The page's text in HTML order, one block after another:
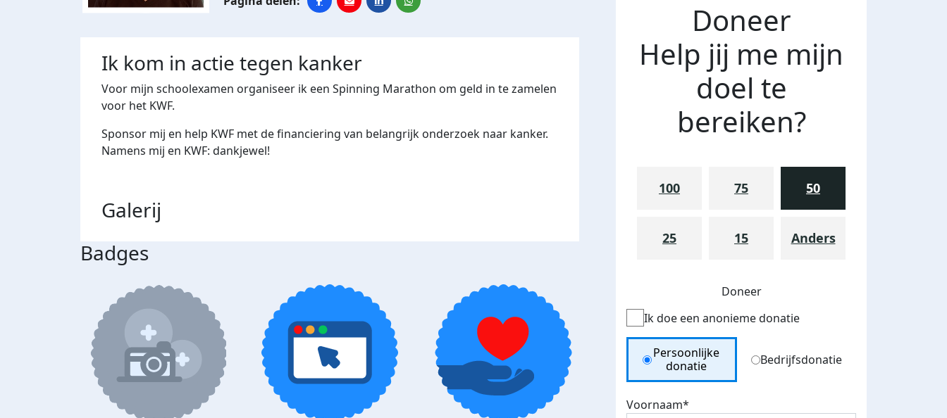
Ik kom in actie tegen kanker
Voor mijn schoolexamen organiseer ik een Spinning Marathon om geld in te zamelen
voor het KWF.
Sponsor mij en help KWF met de financiering van belangrijk onderzoek naar kanker.
Namens mij en KWF: dankjewel!
Galerij
Badges
Doneer
Help jij me mijn
doel te
bereiken?
100 75 50
25 15 Anders
Doneer
Ik doe een anonieme donatie
Donation Type
Persoonlijke
donatie
Bedrijfsdonatie
Voornaam*